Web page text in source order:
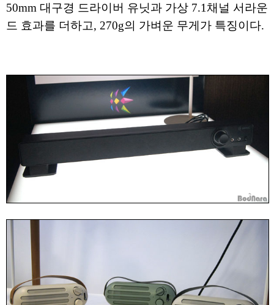
50mm 대구경 드라이버 유닛과 가상 7.1채널 서라운
드 효과를 더하고, 270g의 가벼운 무게가 특징이다.